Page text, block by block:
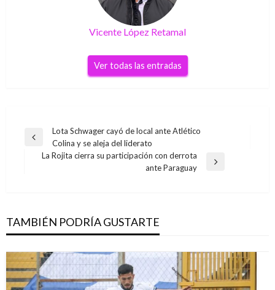
Vicente López Retamal
Ver todas las entradas
Navegación
Entrada
anterior
Lota Schwager cayó de local ante Atlético
Colina y se aleja del liderato
La Rojita cierra su participación con derrota
ante Paraguay
TAMBIÉN PODRÍA GUSTARTE